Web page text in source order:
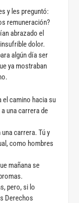
y les preguntó:
remuneración?
abrazado el
dolor.
algún día ser
ya mostraban
el camino hacia su
una carrera de
carrera. Tú y
como hombres
mañana se
pero, si lo
Derechos